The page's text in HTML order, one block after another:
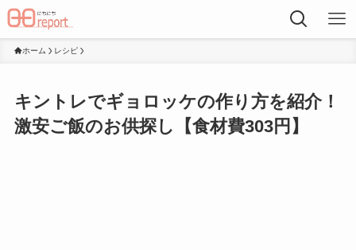
ホーム レシピ
キントレでギョロッケの作り方を紹介！
激安ご飯のお供探し【食材費303円】